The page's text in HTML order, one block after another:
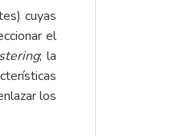
cuyas
el
; la
los